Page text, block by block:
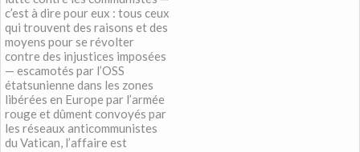
c’est à dire pour eux : tous ceux
qui trouvent des raisons et des
moyens pour se révolter
contre des injustices imposées
— escamotés par l’OSS
étatsunienne dans les zones
libérées en Europe par l’armée
rouge et dûment convoyés par
les réseaux anticommunistes
du Vatican, l’affaire est